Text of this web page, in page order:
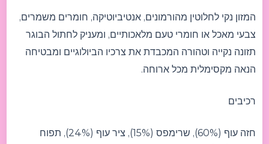
המזון נקי לחלוטין מהורמונים, אנטיביוטיקה, חומרים משמרים,
צבעי מאכל או חומרי טעם מלאכותיים, ומעניק לחתול הבוגר
תזונה נקייה וטהורה המכבדת את צרכיו הביולוגיים ומבטיחה
הנאה מקסימלית מכל ארוחה.
רכיבים
חזה עוף (60%), שרימפס (15%), ציר עוף (24%), תפוח